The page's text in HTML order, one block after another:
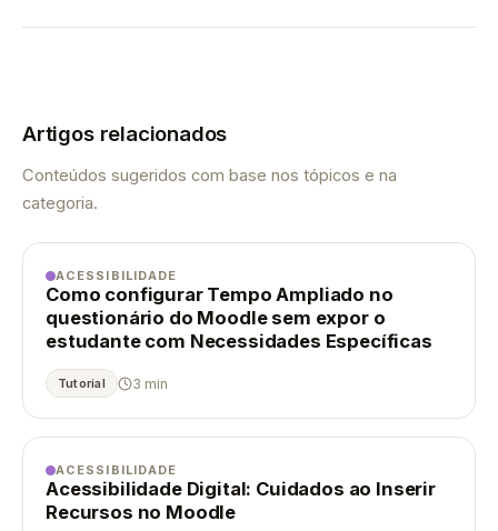
Artigos relacionados
Conteúdos sugeridos com base nos tópicos e na
categoria.
ACESSIBILIDADE
Como configurar Tempo Ampliado no
questionário do Moodle sem expor o
estudante com Necessidades Específicas
Tutorial 3 min
ACESSIBILIDADE
Acessibilidade Digital: Cuidados ao Inserir
Recursos no Moodle